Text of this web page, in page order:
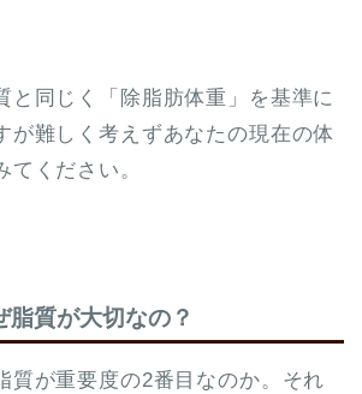
と同じく「除脂肪体重」を基準に
が難しく考えずあなたの現在の体
ください。
脂質が大切なの？
質が重要度の2番目なのか。それ